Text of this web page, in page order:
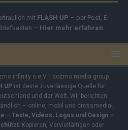
mit FLASH UP – per Post, E-
– Hier mehr erfahren
infinity n.e.V. | cozmo media group
UPist deine zuverlässige Quelle für
und der Welt. Wir berichten
– online, mobil und crossmedial.
– Texte, Videos, Logos und Design –
. Kopieren, Vervielfältigen oder